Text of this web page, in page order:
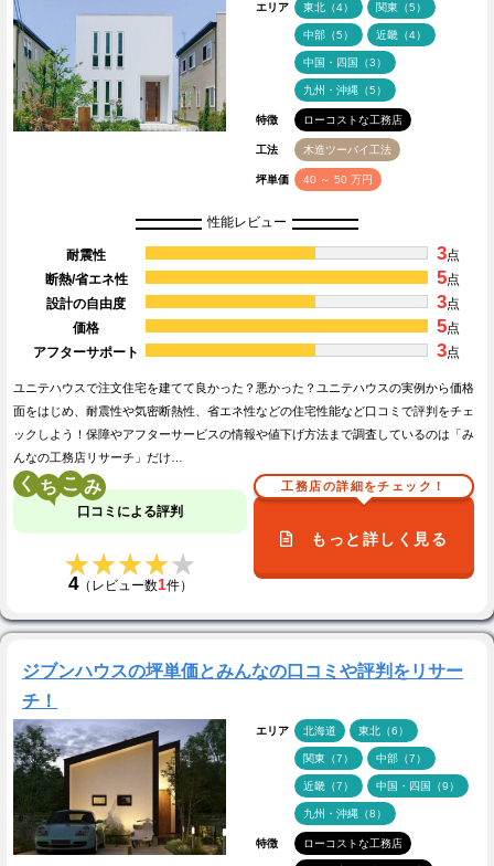
エリア 東北（4） 関東（5）
中部（5） 近畿（4）
中国・四国（3）
九州・沖縄（5）
特徴 ローコストな工務店
工法 木造ツーバイ工法
坪単価 40 ～ 50 万円
性能レビュー
耐震性 3点
断熱/省エネ性
5点
設計の自由度
3点
価格
5点
アフターサポート
3点
ユニテハウスで注文住宅を建てて良かった？悪かった？ユニテハウスの実例から価格
面をはじめ、耐震性や気密断熱性、省エネ性などの住宅性能など口コミで評判をチェ
ックしよう！保障やアフターサービスの情報や値下げ方法まで調査しているのは「み
んなの工務店リサーチ」だけ…
く こ
口コミによる評判
★★★★★
★★★★★
4（レビュー数1件）
工務店の詳細をチェック！
もっと詳しく見る
ジブンハウスの坪単価とみんなの口コミや評判をリサー
チ！
エリア 北海道 東北（6）
関東（7） 中部（7）
近畿（7） 中国・四国（9）
九州・沖縄（8）
特徴 ローコストな工務店